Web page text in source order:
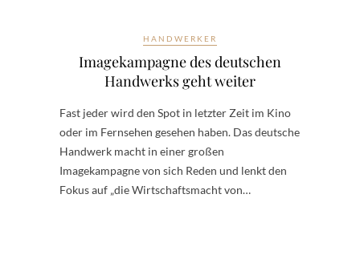
HANDWERKER
Imagekampagne des deutschen
Handwerks geht weiter
Fast jeder wird den Spot in letzter Zeit im Kino
oder im Fernsehen gesehen haben. Das deutsche
Handwerk macht in einer großen
Imagekampagne von sich Reden und lenkt den
Fokus auf „die Wirtschaftsmacht von…